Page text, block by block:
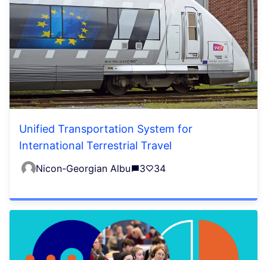
Unified Transportation System for
International Terrestrial Travel
Nicon-Georgian Albu 3 34